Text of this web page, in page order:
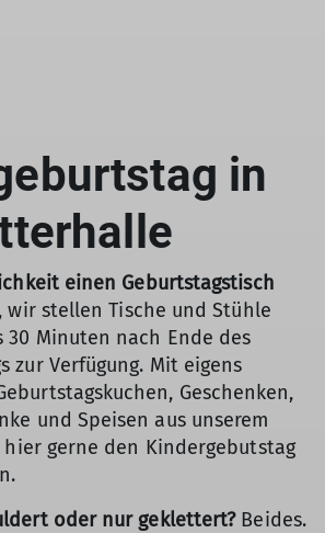
in
einen Geburtstagstisch
wir stellen Tische und Stühle
Minuten nach Ende des
zur Verfügung. Mit eigens
Geschenken,
und Speisen aus unserem
gerne den Kindergebutstag
oder nur geklettert?Beides.